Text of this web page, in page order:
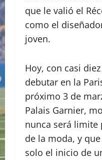
que le valió el
como el
joven.
Hoy, con casi
debutar en la
próximo 3 de
Palais Garnier,
nunca será limite
de la moda, y
solo el inicio de